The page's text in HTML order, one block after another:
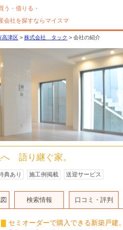
う・借りる・
会社を探すならマイスマ
高津区 > 株式会社 タック > 会社の紹介
語り継ぐ家。
典あり 施工例掲載 送迎サービス
検索情報 口コミ・評判
セミオーダーで購入できる新築戸建。